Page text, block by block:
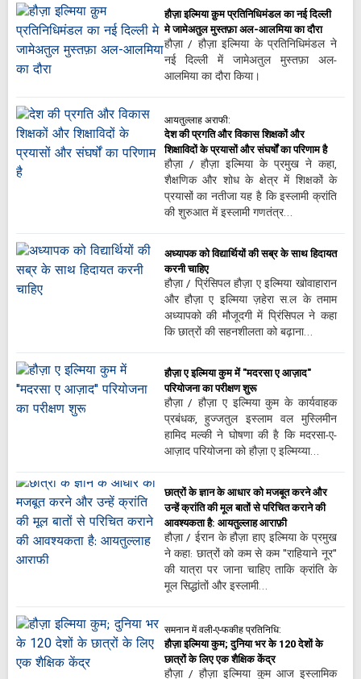
हौज़ा इल्मिया क़ुम प्रतिनिधिमंडल का नई दिल्ली
मे जामेअतुल मुस्तफ़ा अल-आलमिया का दौरा
हौज़ा / हौज़ा इल्मिया के प्रतिनिधिमंडल ने
नई दिल्ली में जामेअतुल मुस्तफ़ा अल-
आलमिया का दौरा किया।
आयतुल्लाह अराफी:
देश की प्रगति और विकास शिक्षकों और
शिक्षाविदों के प्रयासों और संघर्षों का परिणाम है
हौज़ा / हौज़ा इल्मिया के प्रमुख ने कहा,
शैक्षणिक और शोध के क्षेत्र में शिक्षकों के
प्रयासों का नतीजा यह है कि इस्लामी क्रांति
की शुरुआत में इस्लामी गणतंत्र…
अध्यापक को विद्यार्थियों की सब्र के साथ हिदायत
करनी चाहिए
हौज़ा / प्रिंसिपल हौज़ा ए इल्मिया खोवाहारान
और हौज़ा ए इल्मिया ज़हेरा स.ल के तमाम
अध्यापको की मौजूदगी में प्रिंसिपल ने कहा
कि छात्रों की सहनशीलता को बढ़ाना…
हौज़ा ए इल्मिया कुम में "मदरसा ए आज़ाद"
परियोजना का परीक्षण शुरू
हौज़ा / हौज़ा ए इल्मिया कुम के कार्यवाहक
प्रबंधक, हुज्जतुल इस्लाम वल मुस्लिमीन
हामिद मल्की ने घोषणा की है कि मदरसा-ए-
आज़ाद परियोजना को हौज़ा ए इल्मिय्या…
छात्रों के ज्ञान के आधार को मजबूत करने और
उन्हें क्रांति की मूल बातों से परिचित कराने की
आवश्यकता है: आयतुल्लाह आराफ़ी
हौज़ा / ईरान के हौज़ा हाए इल्मिया के प्रमुख
ने कहा: छात्रों को कम से कम "राहियाने नूर"
की यात्रा पर जाना चाहिए ताकि क्रांति के
मूल सिद्धांतों और इस्लामी…
समनान में वली-ए-फकीह प्रतिनिधि:
हौज़ा इल्मिया कुम; दुनिया भर के 120 देशों के
छात्रों के लिए एक शैक्षिक केंद्र
हौज़ा / हौज़ा इल्मिया कुम आज इस्लामिक